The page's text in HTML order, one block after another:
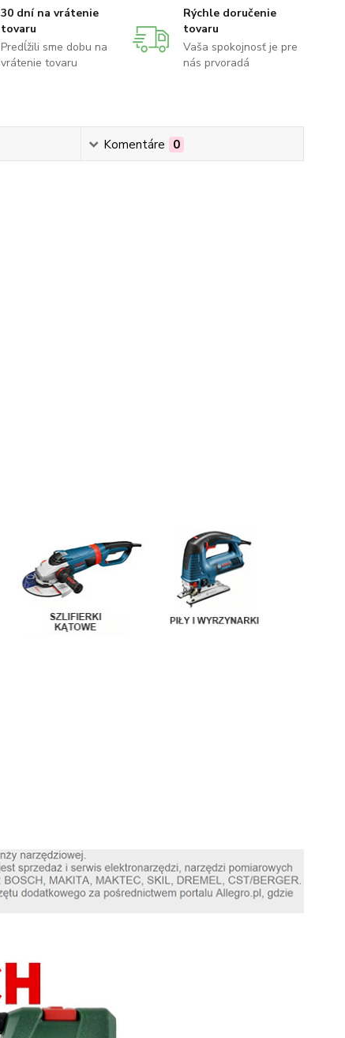
30 dní na vrátenie
tovaru
Predĺžili sme dobu na
vrátenie tovaru
Rýchle doručenie
tovaru
Vaša spokojnosť je pre
nás prvoradá
Komentáre 0